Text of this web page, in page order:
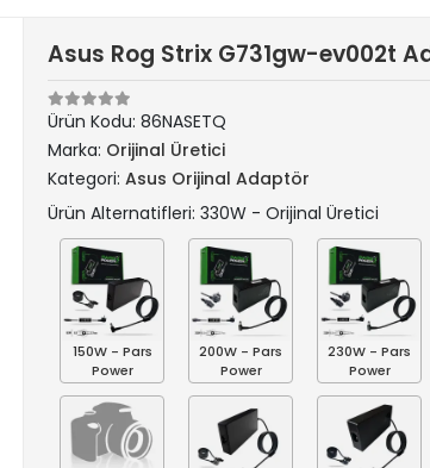
Asus Rog Strix G731gw-ev002t
Ürün Kodu: 86NASETQ
Marka: Orijinal Üretici
Kategori: Asus Orijinal Adaptör
Ürün Alternatifleri: 330W - Orijinal Üretici
150W - Pars
Power
200W - Pars
Power
230W - Pars
Power